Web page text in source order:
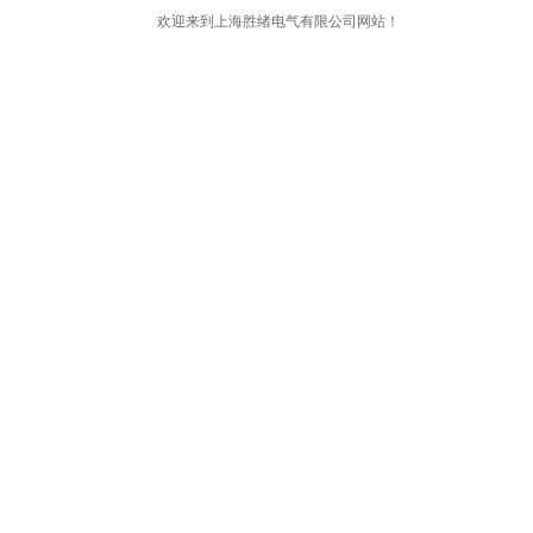
欢迎来到上海胜绪电气有限公司网站！